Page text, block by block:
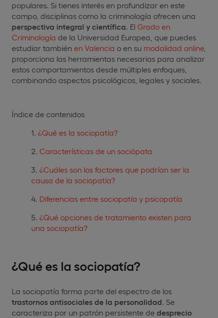
populares. Si tienes interés en profundizar en este
campo, disciplinas como la criminología ofrecen una
perspectiva integral y científica. El Grado en
Criminología de la Universidad Europea, que puedes
estudiar también en Valencia o en su modalidad online,
proporciona las herramientas necesarias para analizar
estos comportamientos desde múltiples enfoques,
combinando aspectos psicológicos, legales y sociales.
Índice de contenidos
¿Qué es la sociopatía?
Características de un sociópata
¿Cuáles son los factores que podrían ser la
causa de la sociopatía?
Diferencias entre sociopatía y psicopatía
¿Qué opciones de tratamiento existen para
una sociopatía?
¿Qué es la sociopatía?
La sociopatía forma parte del espectro de los
trastornos antisociales de la personalidad. Se
caracteriza por un patrón persistente de desprecio